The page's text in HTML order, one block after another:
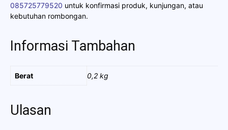
085725779520 untuk konfirmasi produk, kunjungan, atau
kebutuhan rombongan.
Informasi Tambahan
Berat 0,2 kg
Ulasan